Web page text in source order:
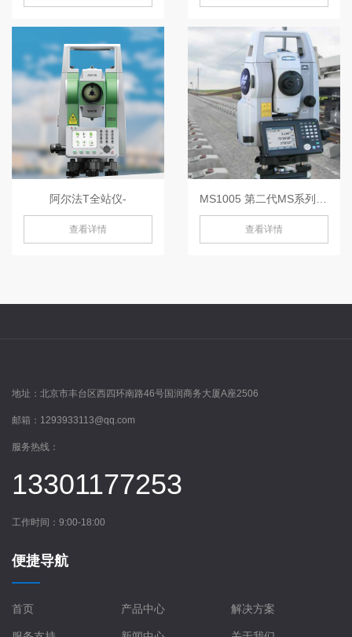
阿尔法T全站仪-
查看详情 查看详情
地址： 北京市丰台区西四环南路46号国润商务大厦A座2506
邮箱： 1293933113@qq.com
服务热线：
13301177253
工作时间：9:00-18:00
便捷导航
首页 产品中心 解决方案